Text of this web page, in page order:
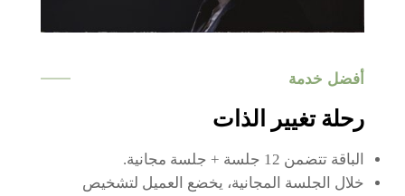
أفضل خدمة
رحلة تغيير الذات
الباقة تتضمن 12 جلسة + جلسة مجانية.
خلال الجلسة المجانية، يخضع العميل لتشخيص